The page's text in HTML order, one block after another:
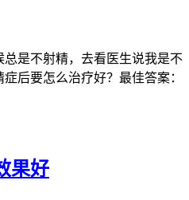
是不射精，去看医生说我是不
后要怎么治疗好？最佳答案：
果好